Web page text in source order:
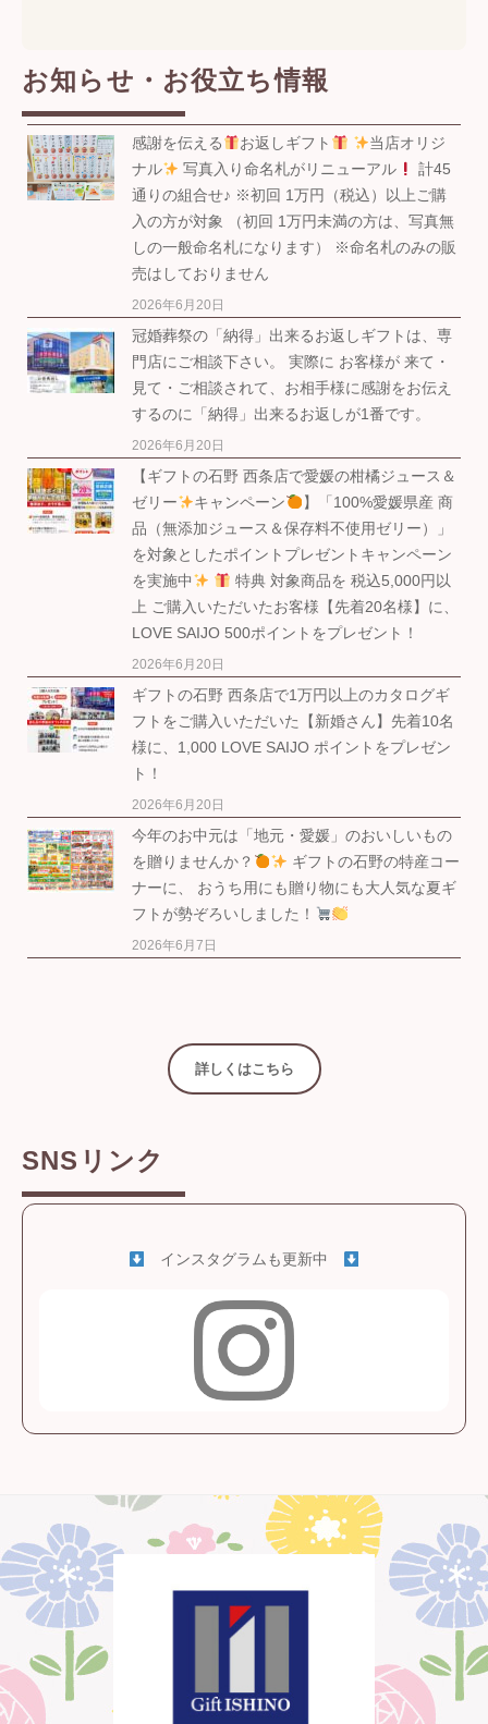
お知らせ・お役立ち情報
感謝を伝える お返しギフト
当店オリジ
ナル
写真入り命名札がリニューアル
計45
通りの組合せ♪ ※初回 1万円（税込）以上ご購
入の方が対象 （初回 1万円未満の方は、写真無
しの一般命名札になります） ※命名札のみの販
売はしておりません
2026年6月20日
冠婚葬祭の「納得」出来るお返しギフトは、専
門店にご相談下さい。 実際に お客様が 来て・
見て・ご相談されて、お相手様に感謝をお伝え
するのに「納得」出来るお返しが1番です。
2026年6月20日
【ギフトの石野 西条店で愛媛の柑橘ジュース＆
ゼリー
キャンペーン
】「100%愛媛県産 商
品（無添加ジュース＆保存料不使用ゼリー）」
を対象としたポイントプレゼントキャンペーン
を実施中
特典 対象商品を 税込5,000円以
上 ご購入いただいたお客様【先着20名様】に、
LOVE SAIJO 500ポイントをプレゼント！
2026年6月20日
ギフトの石野 西条店で1万円以上のカタログギ
フトをご購入いただいた【新婚さん】先着10名
様に、1,000 LOVE SAIJO ポイントをプレゼン
ト！
2026年6月20日
今年のお中元は「地元・愛媛」のおいしいもの
を贈りませんか？
ギフトの石野の特産コー
ナーに、 おうち用にも贈り物にも大人気な夏ギ
フトが勢ぞろいしました！
2026年6月7日
詳しくはこちら
SNSリンク
インスタグラムも更新中